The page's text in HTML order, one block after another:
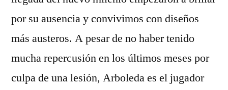
por su ausencia y convivimos con diseños
más austeros. A pesar de no haber tenido
mucha repercusión en los últimos meses por
culpa de una lesión, Arboleda es el jugador